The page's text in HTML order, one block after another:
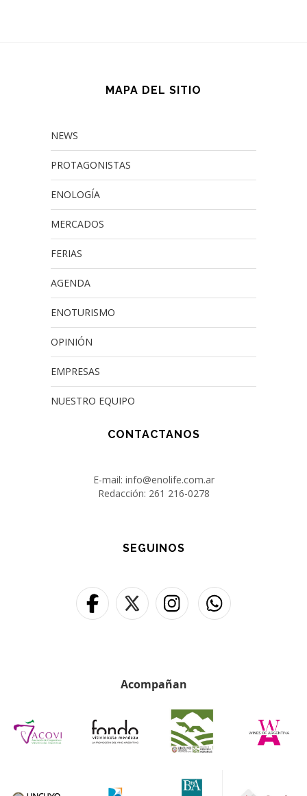
MAPA DEL SITIO
NEWS
PROTAGONISTAS
ENOLOGÍA
MERCADOS
FERIAS
AGENDA
ENOTURISMO
OPINIÓN
EMPRESAS
NUESTRO EQUIPO
CONTACTANOS
E-mail: info@enolife.com.ar
Redacción: 261 216-0278
SEGUINOS
Acompañan